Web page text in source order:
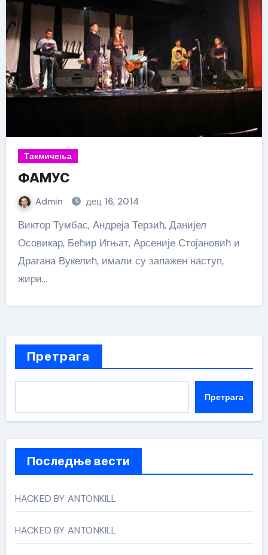
Такмичења
ФАМУС
Admin дец 16, 2014
Виктор Тумбас, Андреја Терзић, Данијел
Осовикар, Бећир Игњат, Арсеније Стојановић и
Драгана Вукелић, имали су запажен наступ,
жири…
Претрага
Претрага
Последње вести
HACKED BY ANTONKILL
HACKED BY ANTONKILL